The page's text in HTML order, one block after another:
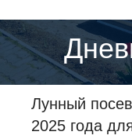
Лунный
2025 года